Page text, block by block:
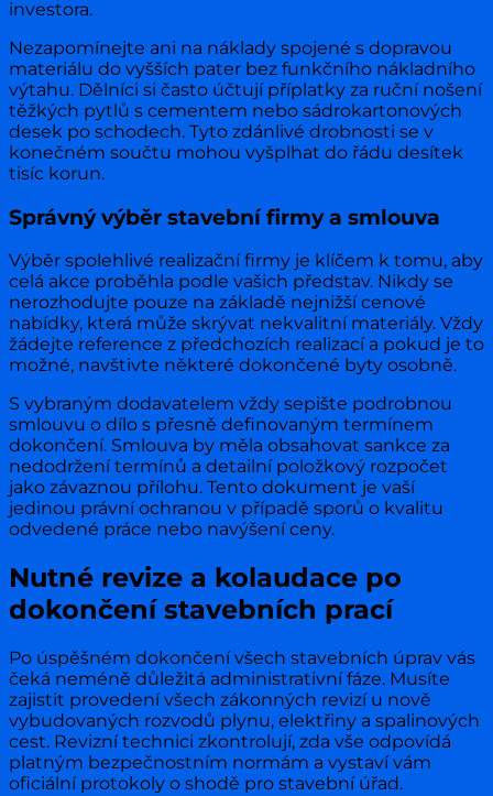
investora.
Nezapomínejte ani na náklady spojené s dopravou
materiálu do vyšších pater bez funkčního nákladního
výtahu. Dělníci si často účtují příplatky za ruční nošení
těžkých pytlů s cementem nebo sádrokartonových
desek po schodech. Tyto zdánlivé drobnosti se v
konečném součtu mohou vyšplhat do řádu desítek
tisíc korun.
Správný výběr stavební firmy a smlouva
Výběr spolehlivé realizační firmy je klíčem k tomu, aby
celá akce proběhla podle vašich představ. Nikdy se
nerozhodujte pouze na základě nejnižší cenové
nabídky, která může skrývat nekvalitní materiály. Vždy
žádejte reference z předchozích realizací a pokud je to
možné, navštivte některé dokončené byty osobně.
S vybraným dodavatelem vždy sepište podrobnou
smlouvu o dílo s přesně definovaným termínem
dokončení. Smlouva by měla obsahovat sankce za
nedodržení termínů a detailní položkový rozpočet
jako závaznou přílohu. Tento dokument je vaší
jedinou právní ochranou v případě sporů o kvalitu
odvedené práce nebo navýšení ceny.
Nutné revize a kolaudace po
dokončení stavebních prací
Po úspěšném dokončení všech stavebních úprav vás
čeká neméně důležitá administrativní fáze. Musíte
zajistit provedení všech zákonných revizí u nově
vybudovaných rozvodů plynu, elektřiny a spalinových
cest. Revizní technici zkontrolují, zda vše odpovídá
platným bezpečnostním normám a vystaví vám
oficiální protokoly o shodě pro stavební úřad.